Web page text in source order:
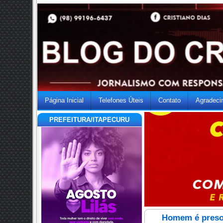
Página Inicial Telefones Úteis Contato
PREFEITURA/ITAPECURU
Homem é